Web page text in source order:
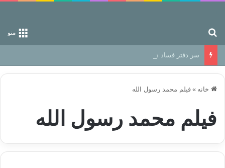
منو
سر دفتر فساد در زمین‌، دوری وکناره‌گیری از راه خداست‌!
خانه » فیلم محمد رسول الله
فیلم محمد رسول الله